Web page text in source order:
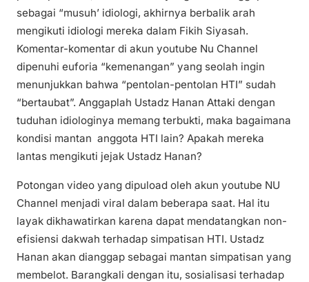
sebagai “musuh’ idiologi, akhirnya berbalik arah
mengikuti idiologi mereka dalam Fikih Siyasah.
Komentar-komentar di akun youtube Nu Channel
dipenuhi euforia “kemenangan” yang seolah ingin
menunjukkan bahwa “pentolan-pentolan HTI” sudah
“bertaubat”. Anggaplah Ustadz Hanan Attaki dengan
tuduhan idiologinya memang terbukti, maka bagaimana
kondisi mantan anggota HTI lain? Apakah mereka
lantas mengikuti jejak Ustadz Hanan?
Potongan video yang dipuload oleh akun youtube NU
Channel menjadi viral dalam beberapa saat. Hal itu
layak dikhawatirkan karena dapat mendatangkan non-
efisiensi dakwah terhadap simpatisan HTI. Ustadz
Hanan akan dianggap sebagai mantan simpatisan yang
membelot. Barangkali dengan itu, sosialisasi terhadap